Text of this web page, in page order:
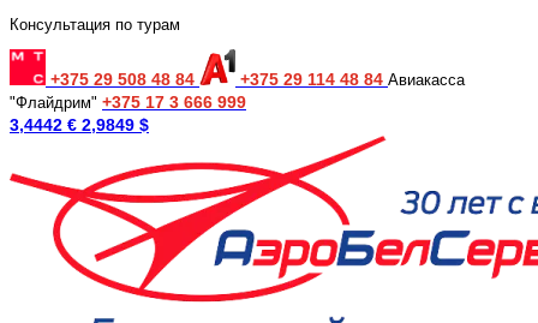
Консультация по турам
+375 29 508 48 84 +375 29 114 48 84 Авиакасса
"Флайдрим" +375 17 3 666 999
3,4442 € 2,9849 $